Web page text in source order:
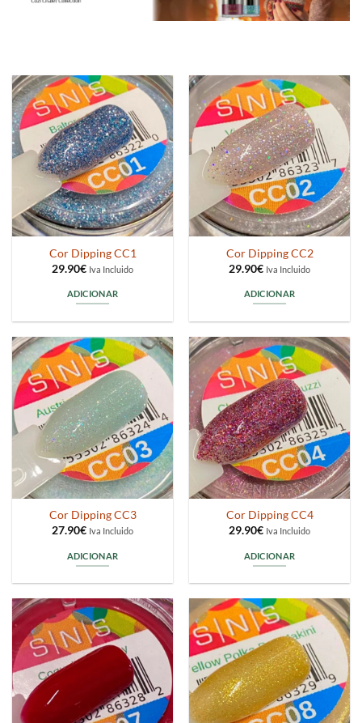
Cor Dipping CC1
29.90€ Iva Incluido
ADICIONAR
Cor Dipping CC2
29.90€ Iva Incluido
ADICIONAR
Cor Dipping CC3
27.90€ Iva Incluido
ADICIONAR
Cor Dipping CC4
29.90€ Iva Incluido
ADICIONAR